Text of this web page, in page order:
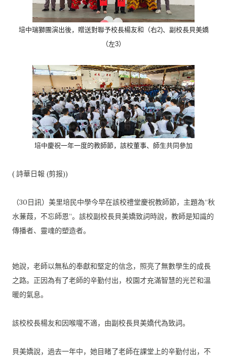
培中瑞獅團演出後，贈送對聯予校長楊友和（右2)、 副校長貝美嬌
（左3）
培中慶祝一年一度的教師節，該校董事、師生共同參加
( 詩華日報 (剪报))
（30日訊）美里培民中學今早在該校禮堂慶祝教師節， 主題為“秋
水蒹葭，不忘師恩”。該校副校長貝美嬌致詞時說， 教師是知識的
傳播者、靈魂的塑造者。
她說，老師以無私的奉獻和堅定的信念， 照亮了無數學生的成長
之路。正因為有了老師的辛勤付出， 校園才充滿智慧的光芒和溫
暖的氣息。
該校校長楊友和因喉嚨不適，由副校長貝美嬌代為致詞。
貝美嬌說，過去一年中，她目睹了老師在課堂上的辛勤付出， 不